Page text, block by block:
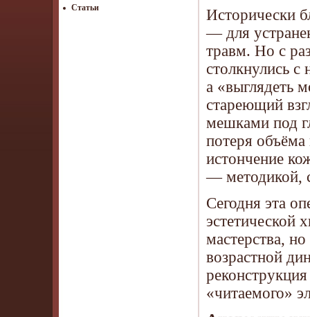
Статьи
Исторически
— для
травм. Но с
столкнулись
а «выглядеть
стареющий
мешками под
потеря объёма
истончение
— методикой,
Сегодня эта
эстетической
мастерства,
возрастной
«читаемого»